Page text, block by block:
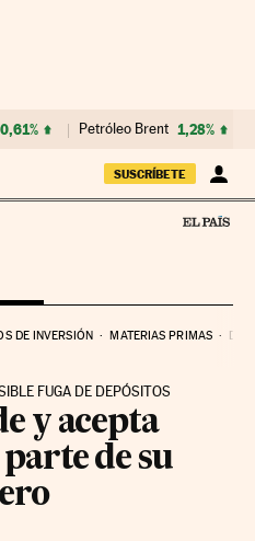
0,61% Petróleo Brent 1,28%
SUSCRÍBETE
DE INVERSIÓN MATERIAS PRIMAS
FUGA DE DEPÓSITOS
y acepta
de su